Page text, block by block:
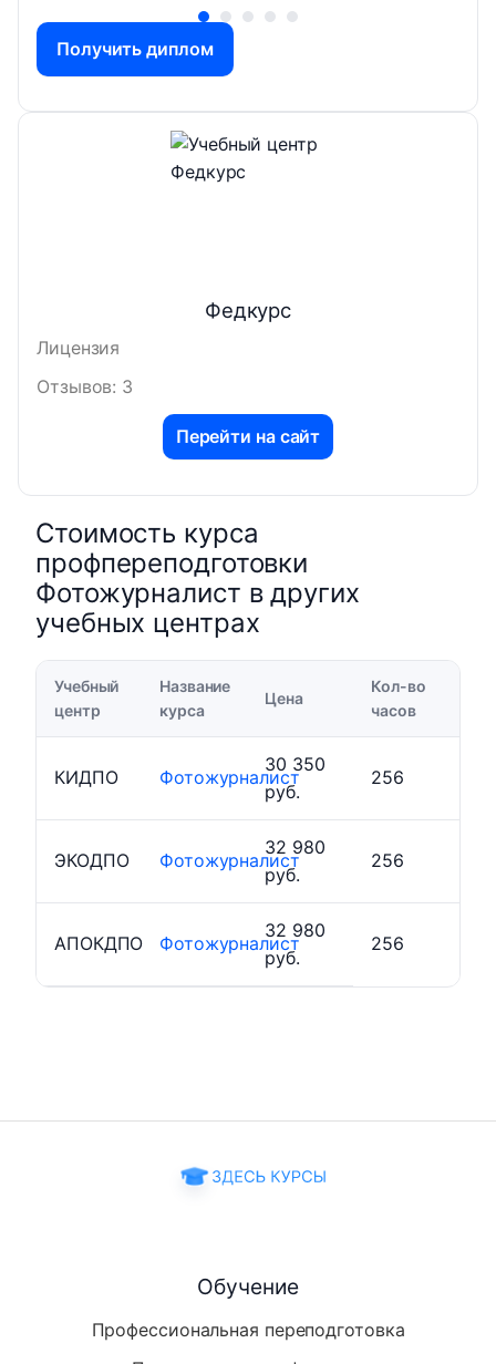
Получить диплом
Федкурс
Лицензия
Отзывов: 3
Перейти на сайт
Стоимость курса
профпереподготовки
Фотожурналист в других
учебных центрах
Учебный
центр
Название
курса
Цена
Кол-во
часов
КИДПО Фотожурналист
30 350
руб.
256
ЭКОДПО Фотожурналист
32 980
руб.
256
АПОКДПО Фотожурналист
32 980
руб.
256
Обучение
Профессиональная переподготовка